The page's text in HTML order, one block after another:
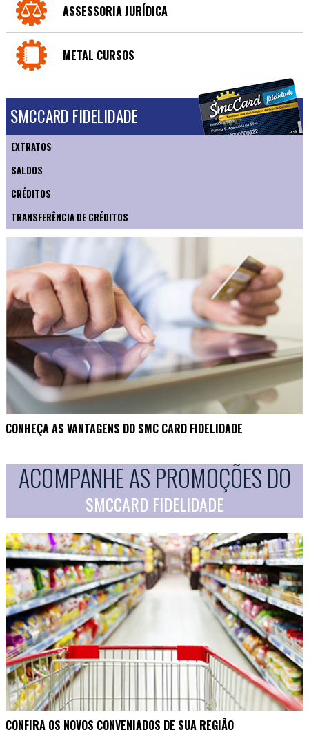
ASSESSORIA JURÍDICA
METAL CURSOS
SMCCARD FIDELIDADE
EXTRATOS
SALDOS
CRÉDITOS
TRANSFERÊNCIA DE CRÉDITOS
CONHEÇA AS VANTAGENS DO SMC CARD FIDELIDADE
ACOMPANHE AS PROMOÇÕES DO
SMCCARD FIDELIDADE
CONFIRA OS NOVOS CONVENIADOS DE SUA REGIÃO